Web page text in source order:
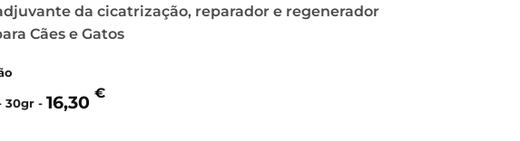
da cicatrização, reparador e regenerador
Cães e Gatos
30gr - 16,30 €